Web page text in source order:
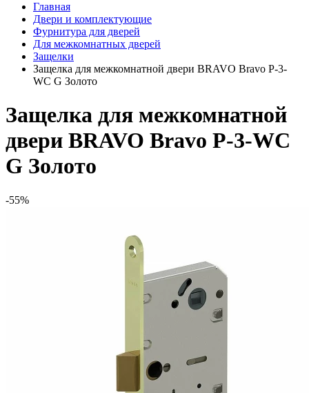
Главная
Двери и комплектующие
Фурнитура для дверей
Для межкомнатных дверей
Защелки
Защелка для межкомнатной двери BRAVO Bravo P-3-
WC G Золото
Защелка для межкомнатной
двери BRAVO Bravo P-3-WC
G Золото
-55%